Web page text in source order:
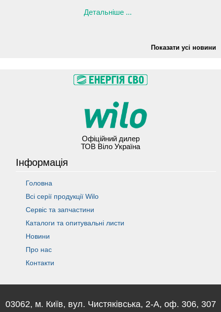
Детальніше ...
Показати усі новини
Офіційний дилер
ТОВ Віло Україна
Інформація
Головна
Всі серії продукції Wilo
Сервіс та запчастини
Каталоги та опитувальні листи
Новини
Про нас
Контакти
03062, м. Київ, вул. Чистяківська, 2-А, оф. 306, 307